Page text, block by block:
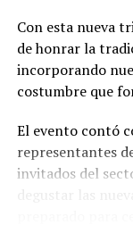
Con esta nueva
de honrar la
incorporando
costumbre que
El evento contó
representantes
invitados del